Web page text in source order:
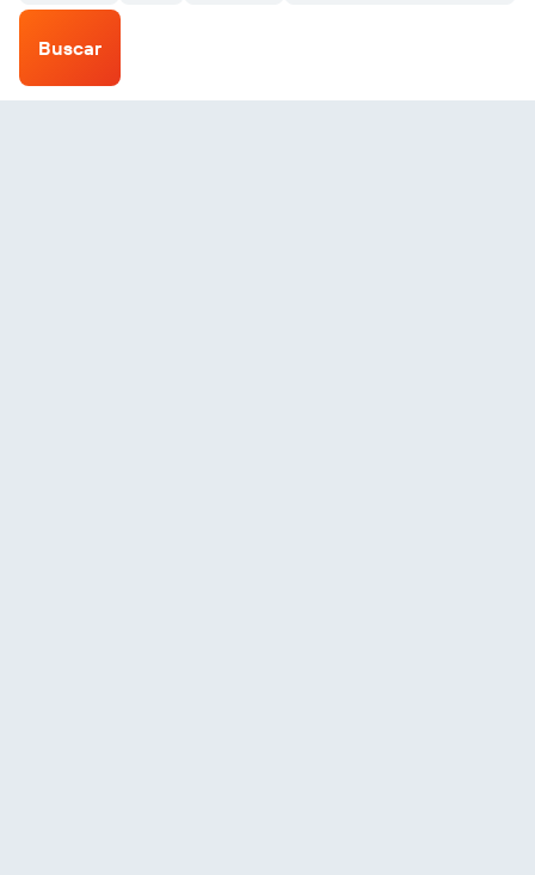
Buscar